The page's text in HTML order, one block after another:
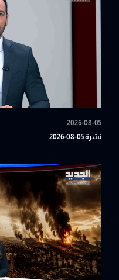
2026-08-05
نشرة 05-08-2026